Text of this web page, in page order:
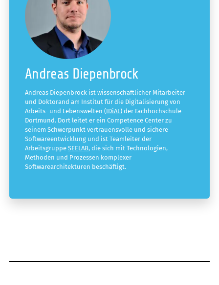
Andreas Diepenbrock
Andreas Diepenbrock ist wissenschaftlicher Mitarbeiter
und Doktorand am Institut für die Digitalisierung von
Arbeits- und Lebenswelten (IDiAL ) der Fachhochschule
Dortmund. Dort leitet er ein Competence Center zu
seinem Schwerpunkt vertrauensvolle und sichere
Softwareentwicklung und ist Teamleiter der
ArbeitsgruppeSEELAB, die sich mit Technologien,
Methoden und Prozessen komplexer
Softwarearchitekturen beschäftigt.